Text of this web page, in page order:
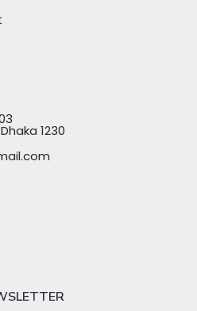
1230